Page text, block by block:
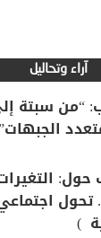
آراء وتحاليل
“من سبتة
)